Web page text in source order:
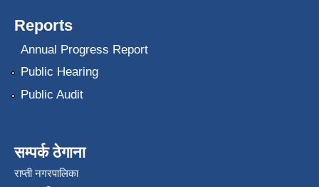
Reports
Annual Progress Report
Public Hearing
Public Audit
सम्पर्क ठेगाना
राप्ती नगरपालिका